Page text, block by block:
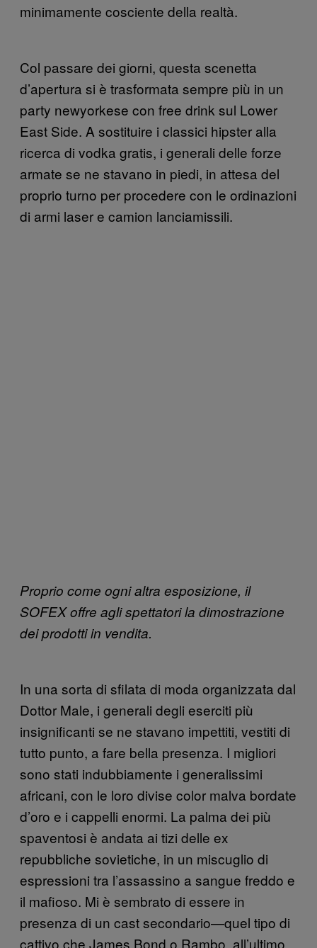
minimamente cosciente della realtà.
Col passare dei giorni, questa scenetta
d’apertura si è trasformata sempre più in un
party newyorkese con free drink sul Lower
East Side. A sostituire i classici hipster alla
ricerca di vodka gratis, i generali delle forze
armate se ne stavano in piedi, in attesa del
proprio turno per procedere con le ordinazioni
di armi laser e camion lanciamissili.
Proprio come ogni altra esposizione, il
SOFEX offre agli spettatori la dimostrazione
dei prodotti in vendita.
In una sorta di sfilata di moda organizzata dal
Dottor Male, i generali degli eserciti più
insignificanti se ne stavano impettiti, vestiti di
tutto punto, a fare bella presenza. I migliori
sono stati indubbiamente i generalissimi
africani, con le loro divise color malva bordate
d’oro e i cappelli enormi. La palma dei più
spaventosi è andata ai tizi delle ex
repubbliche sovietiche, in un miscuglio di
espressioni tra l’assassino a sangue freddo e
il mafioso. Mi è sembrato di essere in
presenza di un cast secondario—quel tipo di
cattivo che James Bond o Rambo, all’ultimo